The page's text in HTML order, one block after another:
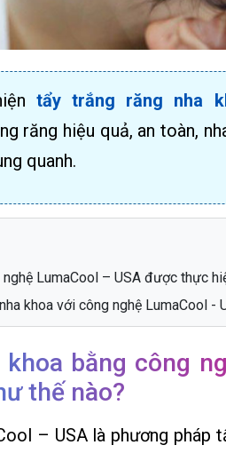
tẩy trắng răng nha
răng hiệu quả, an toàn,
quanh.
LumaCool – USA được thực
khoa với công nghệ LumaCool -
bằng công
thế nào?
– USA là phương pháp